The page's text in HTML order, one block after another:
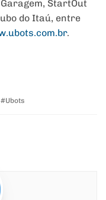
Garagem, StartOut
do Itaú, entre
.
Ubots